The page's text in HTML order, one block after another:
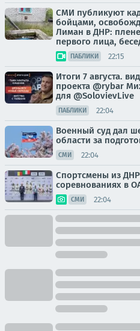
СМИ публикуют
бойцами,
Лиман в ДНР:
первого лица,
ПАБЛИКИ 22:15
Итоги 7 августа.
проекта @rybar
для @SolovievLive
ПАБЛИКИ 22:04
Военный суд дал
области за
СМИ 22:04
Спортсмены из
соревнованиях в
СМИ 22:04